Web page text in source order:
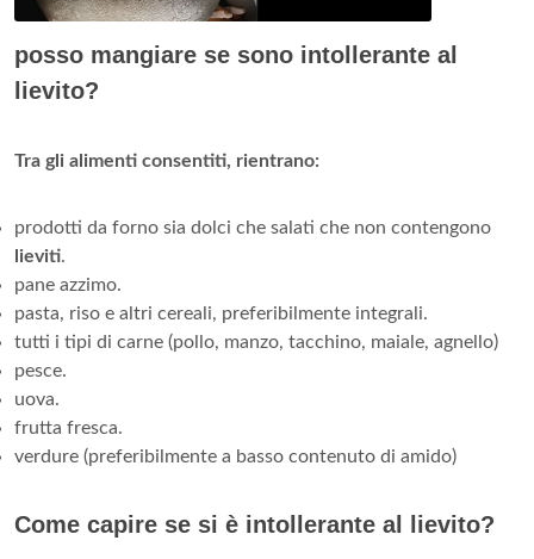
posso mangiare se sono intollerante al
lievito?
Tra gli alimenti consentiti, rientrano:
prodotti da forno sia dolci che salati che non contengono
lieviti.
pane azzimo.
pasta, riso e altri cereali, preferibilmente integrali.
tutti i tipi di carne (pollo, manzo, tacchino, maiale, agnello)
pesce.
uova.
frutta fresca.
verdure (preferibilmente a basso contenuto di amido)
Come capire se si è intollerante al lievito?